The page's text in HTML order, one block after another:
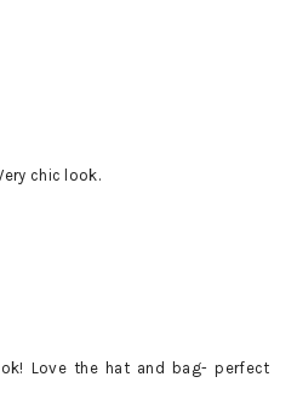
chic look.
Love the hat and bag- perfect